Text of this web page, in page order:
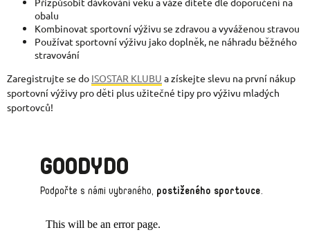
obalu
Kombinovat sportovní výživu se zdravou a vyváženou stravou
Používat sportovní výživu jako doplněk, ne náhradu běžného
stravování
Zaregistrujte se do ISOSTAR KLUBU a získejte slevu na první nákup
sportovní výživy pro děti plus užitečné tipy pro výživu mladých
sportovců!
GOODYDO
Podpořte s námi vybraného, postiženého sportovce.